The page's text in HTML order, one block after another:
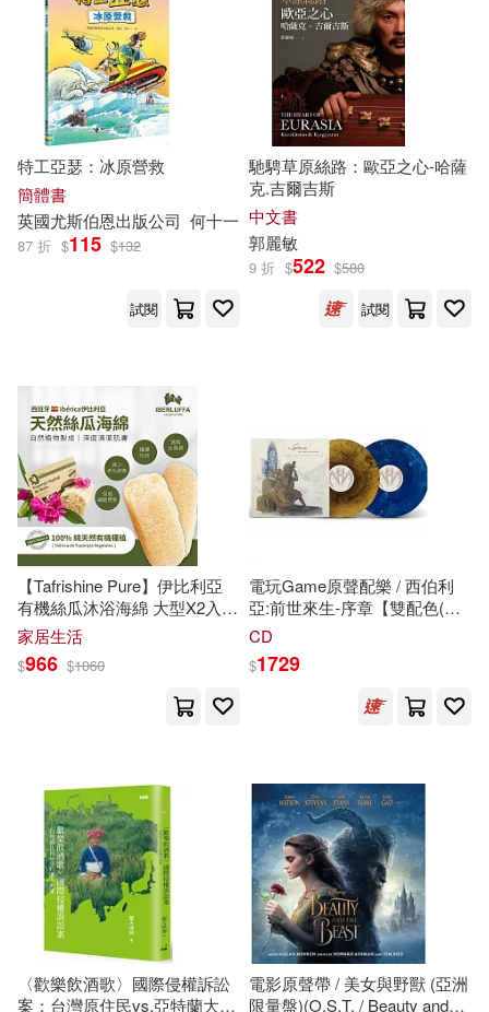
有聲書(1)
胡彧(3) （美）馬克·吐溫(3)
(英)斯密(2)
亞榮隆・撒可努(2)
亞瑟．本森(2)
卡特．佛漢．芬德利(2)
威爾斯．威爾德(2) 宋佩芬(2)
封亞飛(2) 小魯文化編輯部(2)
尼爾森．雷朋寧(2)
席路德(2)
強納生‧富蘭克林(2)
杉之原真貴(2) 杜晉軒(2)
林俊雄(2) 楊建華等(2)
殷亞悅(2) 潘秋榮(2)
SONY MUSIC(30)
亞升實業(29) Universal(19)
東立(16) 亞神音樂(15)
機械工業出版社(13)
八旗文化(9) 商務印書館(8)
科學出版社(8)
青文(7) 清華大學出版社(6)
化學工業出版社(5)
國立臺灣歷史博物館(5)
崧燁文化(5)
Deutsche Grammophon(4)
上海人民出版社(4)
台灣東販(4) 商周出版(4)
新自然主義(4)
SECRET MUSIC(3)
可海外宅配(414)
可港澳店取(379)
可新加坡店取(347)
可菲律賓店取(390)
(可複選)
一個月內上市新品(2)
電子書 (可複選)
適合手機平板閱讀(24)
特工亞瑟：冰原營救
簡體書
英國尤斯伯恩出版公司 何十一
87 折 $115 $132
試閱
馳騁草原絲路：歐亞之心-哈薩
克.吉爾吉斯
中文書
郭麗敏
9 折 $522 $580
試閱
【Tafrishine Pure】伊比利亞
有機絲瓜沐浴海綿 大型X2入
(*Ibérica天然有機種植
*7.5X15CM 西班牙原裝)
家居生活
$966 $1060
電玩Game原聲配樂 / 西伯利
亞:前世來生-序章【雙配色(藍/
咖啡)雙碟彩膠版】(2LP唱片)
Syberia: The World Before (2-
LP Color Vinyl) (2LP))
CD
$1729
〈歡樂飲酒歌〉國際侵權訴訟
案：台灣原住民vs.亞特蘭大奧
電影原聲帶 / 美女與野獸 (亞洲
限量盤)(O.S.T. / Beauty and